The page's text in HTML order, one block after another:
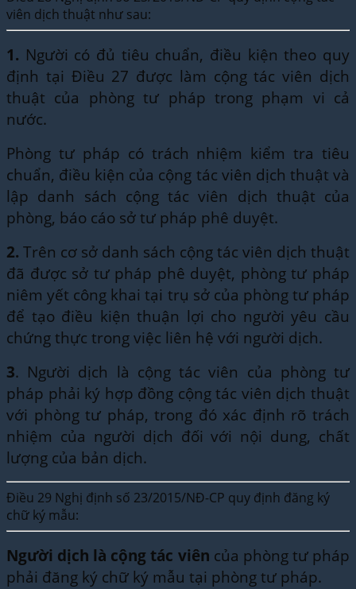
viên dịch thuật như sau:
1. Người có đủ tiêu chuẩn, điều kiện theo quy
định tại Điều 27 được làm cộng tác viên dịch
thuật của phòng tư pháp trong phạm vi cả
nước.
Phòng tư pháp có trách nhiệm kiểm tra tiêu
chuẩn, điều kiện của cộng tác viên dịch thuật và
lập danh sách cộng tác viên dịch thuật của
phòng, báo cáo sở tư pháp phê duyệt.
2. Trên cơ sở danh sách cộng tác viên dịch thuật
đã được sở tư pháp phê duyệt, phòng tư pháp
niêm yết công khai tại trụ sở của phòng tư pháp
để tạo điều kiện thuận lợi cho người yêu cầu
chứng thực trong việc liên hệ với người dịch.
3. Người dịch là cộng tác viên của phòng tư
pháp phải ký hợp đồng cộng tác viên dịch thuật
với phòng tư pháp, trong đó xác định rõ trách
nhiệm của người dịch đối với nội dung, chất
lượng của bản dịch.
Điều 29 Nghị định số 23/2015/NĐ-CP quy định đăng ký
chữ ký mẫu:
Người dịch là cộng tác viên của phòng tư pháp
phải đăng ký chữ ký mẫu tại phòng tư pháp.